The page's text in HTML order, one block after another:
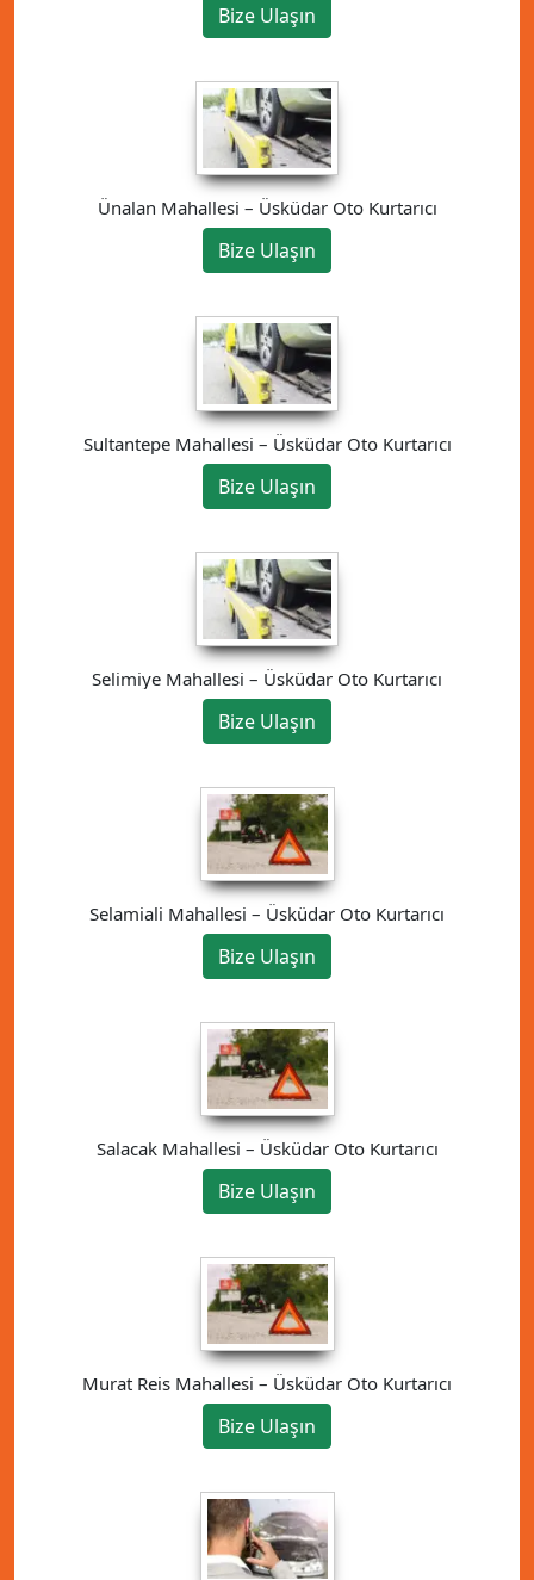
Bize Ulaşın
Ünalan Mahallesi – Üsküdar Oto Kurtarıcı
Bize Ulaşın
Sultantepe Mahallesi – Üsküdar Oto Kurtarıcı
Bize Ulaşın
Selimiye Mahallesi – Üsküdar Oto Kurtarıcı
Bize Ulaşın
Selamiali Mahallesi – Üsküdar Oto Kurtarıcı
Bize Ulaşın
Salacak Mahallesi – Üsküdar Oto Kurtarıcı
Bize Ulaşın
Murat Reis Mahallesi – Üsküdar Oto Kurtarıcı
Bize Ulaşın